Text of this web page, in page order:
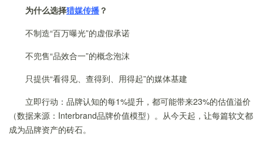
为什么选择猎媒传播？
不制造“百万曝光”的虚假承诺
不兜售“品效合一”的概念泡沫
只提供“看得见、查得到、用得起”的媒体基建
立即行动：品牌认知的每1%提升，都可能带来23%的估值溢价
（数据来源：Interbrand品牌价值模型）。从今天起，让每篇软文都
成为品牌资产的砖石。